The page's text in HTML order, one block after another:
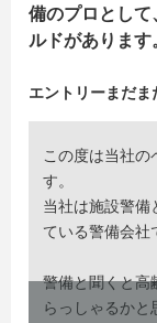
備のプロとし
ルドがあります
エントリーまだま
この度は当社の
す。
当社は施設警備
ている警備会社
警備と聞くと高
らっしゃるかと